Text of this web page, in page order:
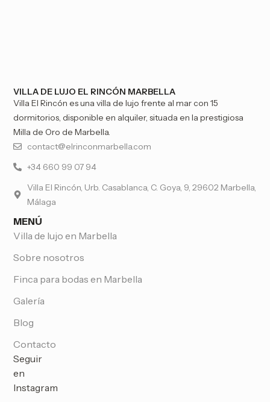
VILLA DE LUJO EL RINCÓN MARBELLA
Villa El Rincón es una villa de lujo frente al mar con 15
dormitorios, disponible en alquiler, situada en la prestigiosa
Milla de Oro de Marbella.
contact@elrinconmarbella.com
+34 660 99 07 94
Villa El Rincón, Urb. Casablanca, C. Goya, 9, 29602 Marbella,
Málaga
MENÚ
Villa de lujo en Marbella
Sobre nosotros
Finca para bodas en Marbella
Galería
Blog
Contacto
Seguir
en
Instagram